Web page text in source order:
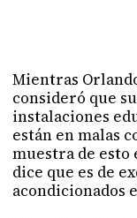
Mientras
consideró que
instalaciones
están en malas
muestra de esto
dice que es de
acondicionados